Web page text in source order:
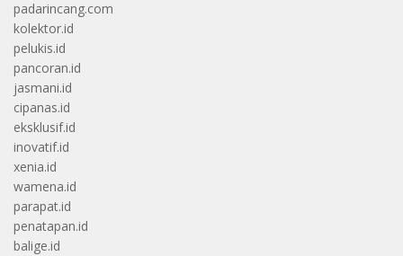
padarincang.com
kolektor.id
pelukis.id
pancoran.id
jasmani.id
cipanas.id
eksklusif.id
inovatif.id
xenia.id
wamena.id
parapat.id
penatapan.id
balige.id